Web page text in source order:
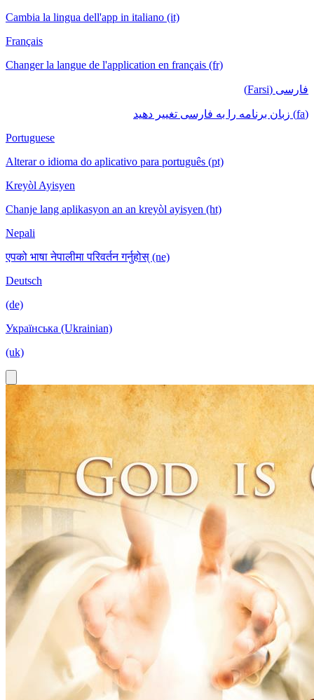
Cambia la lingua dell'app in italiano (it)
Français
Changer la langue de l'application en français (fr)
فارسی (Farsi)
(fa) زبان برنامه را به فارسی تغییر دهید
Portuguese
Alterar o idioma do aplicativo para português (pt)
Kreyòl Ayisyen
Chanje lang aplikasyon an an kreyòl ayisyen (ht)
Nepali
एपको भाषा नेपालीमा परिवर्तन गर्नुहोस् (ne)
Deutsch
(de)
Українська (Ukrainian)
(uk)